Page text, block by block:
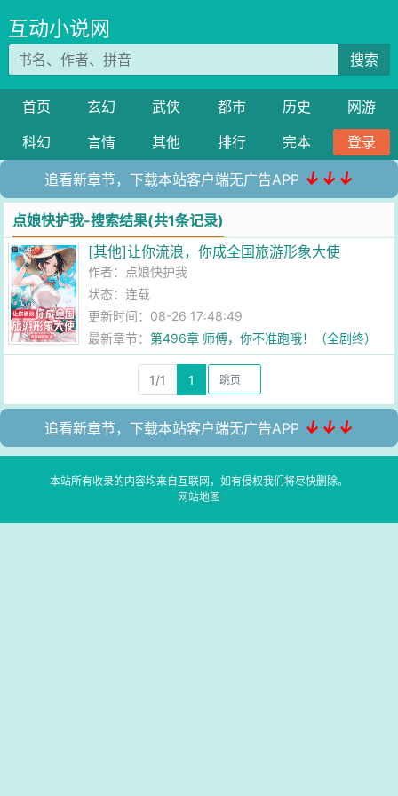
互动小说网
搜索
首页 玄幻 武侠 都市 历史
网游
科幻
言情 其他 排行 完本 登录
追看新章节，下载本站客户端无广告APP ↓↓↓
点娘快护我-搜索结果(共1条记录)
[其他]让你流浪，你成全国旅游形象大使
作者： 点娘快护我
状态：连载
更新时间：08-26 17:48:49
最新章节：第496章 师傅，你不准跑哦！（全剧终）
1/1 1
追看新章节，下载本站客户端无广告APP ↓↓↓
本站所有收录的内容均来自互联网，如有侵权我们将尽快删除。
网站地图